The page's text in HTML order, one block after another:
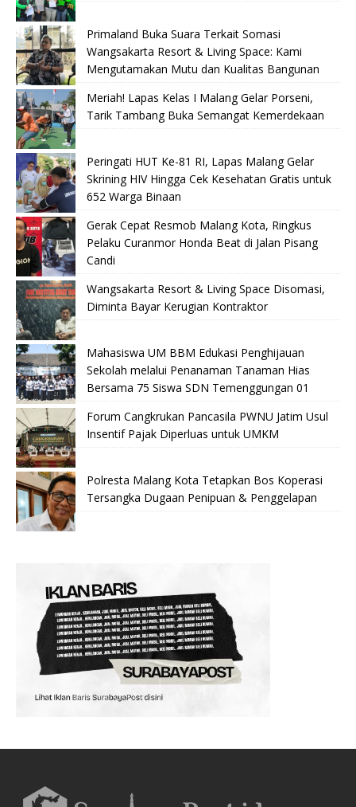
Primaland Buka Suara Terkait Somasi
Wangsakarta Resort & Living Space: Kami
Mengutamakan Mutu dan Kualitas Bangunan
Meriah! Lapas Kelas I Malang Gelar Porseni,
Tarik Tambang Buka Semangat Kemerdekaan
Peringati HUT Ke-81 RI, Lapas Malang Gelar
Skrining HIV Hingga Cek Kesehatan Gratis untuk
652 Warga Binaan
Gerak Cepat Resmob Malang Kota, Ringkus
Pelaku Curanmor Honda Beat di Jalan Pisang
Candi
Wangsakarta Resort & Living Space Disomasi,
Diminta Bayar Kerugian Kontraktor
Mahasiswa UM BBM Edukasi Penghijauan
Sekolah melalui Penanaman Tanaman Hias
Bersama 75 Siswa SDN Temenggungan 01
Forum Cangkrukan Pancasila PWNU Jatim Usul
Insentif Pajak Diperluas untuk UMKM
Polresta Malang Kota Tetapkan Bos Koperasi
Tersangka Dugaan Penipuan & Penggelapan